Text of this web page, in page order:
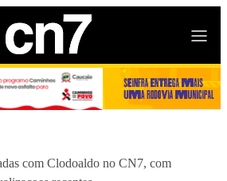
com Clodoaldo no CN7, com